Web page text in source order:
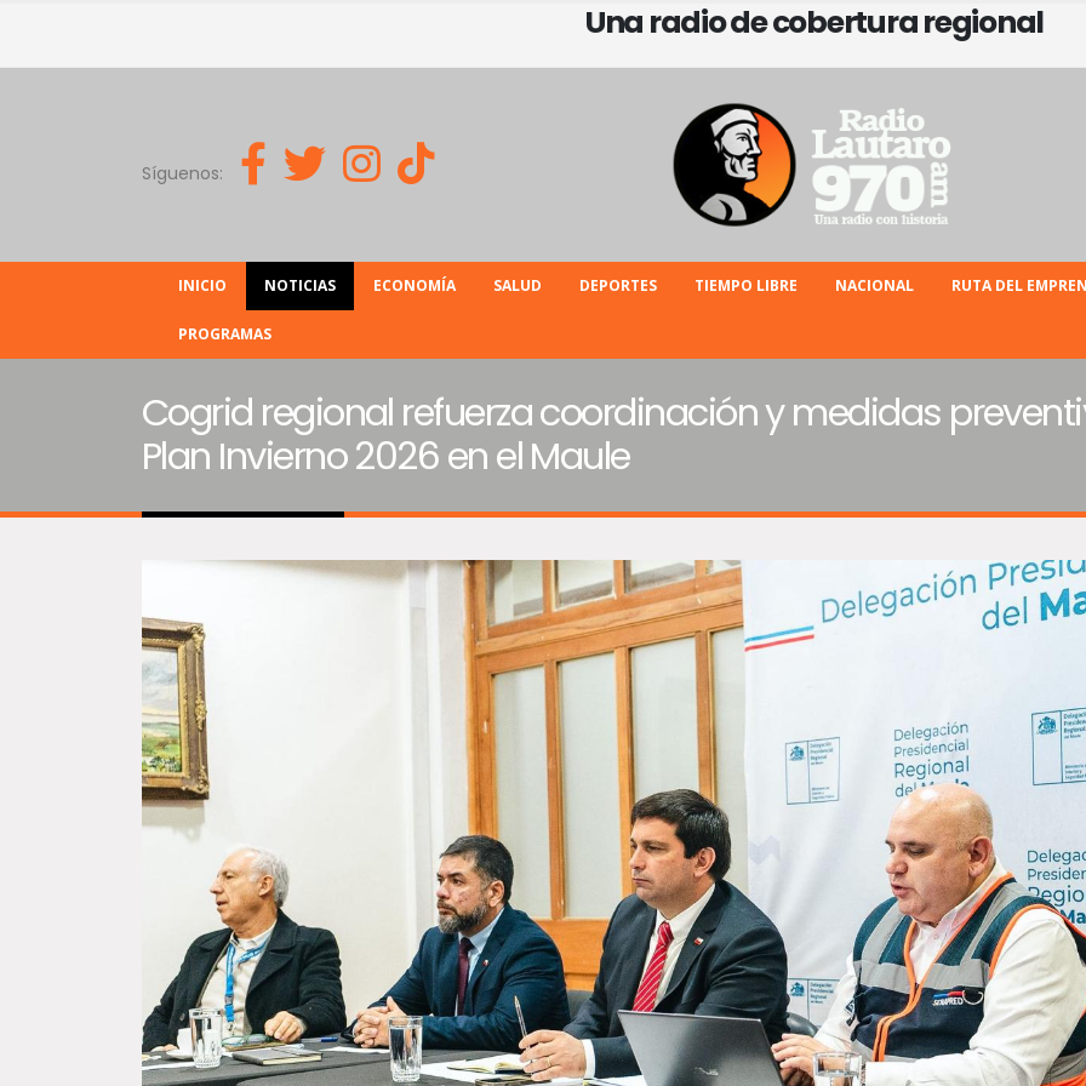
Una radio de cobertura regional
Síguenos:
INICIO NOTICIAS ECONOMÍA SALUD DEPORTES TIEMPO LIBRE NACIONAL RUTA DEL
PROGRAMAS
Cogrid regional refuerza coordinación y medidas
Plan Invierno 2026 en el Maule
159 familias de Retiro reciben
las escrituras de sus
viviendas y consolidan el
sueño de la casa propia
Un importante paso en la
consolidación de la seguridad
habitacional dieron este jueves 159
familias de la comuna de...
Personas mayores del Maule
destacan en taller sobre la
Ley Integral y certamen
literario de SENAMA
Una intensa agenda de trabajo
desarrolló en la Región del Maule la
directora nacional (s) del Servicio
Nacional del...
¿Quién es Jahir Yusef?
Jahir Yusef (Santiago de Chile,
julio de 1974) es un reconocido
ocultista chileno, investigador
paranormal y tarotista...